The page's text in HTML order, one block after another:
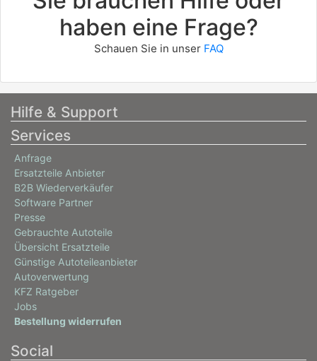
haben eine Frage?
Schauen Sie in unser FAQ
Hilfe & Support
Services
Anfrage
Ersatzteile Anbieter
B2B Wiederverkäufer
Software Partner
Presse
Gebrauchte Autoteile
Übersicht Ersatzteile
Günstige Autoteileanbieter
Autoverwertung
KFZ Ratgeber
Jobs
Bestellung widerrufen
Social